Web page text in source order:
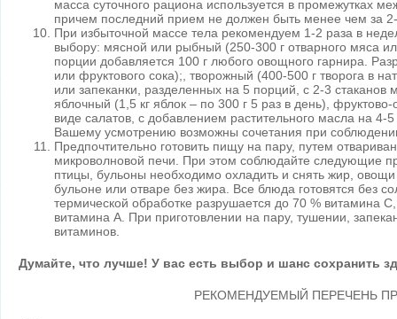
масса суточного рациона используется в промежутках
причем последний прием не должен быть менее чем за
При избыточной массе тела рекомендуем 1-2 раза в
выбору: мясной или рыбный (250-300 г отварного мяса
порции добавляется 100 г любого овощного гарнира.
или фруктового сока);, творожный (400-500 г творога в
или запеканки, разделенных на 5 порций, с 2-3
яблочный (1,5 кг яблок – по 300 г 5 раз в день),
виде салатов, с добавлением растительного масла на
Вашему усмотрению возможны сочетания при
Предпочтительно готовить пищу на пару, путем
микроволновой печи. При этом соблюдайте следующие
птицы, бульоны необходимо охладить и снять жир,
бульоне или отваре без жира. Все блюда готовятся без
термической обработке разрушается до 70 % витамина
витамина А. При приготовлении на пару, тушении,
витаминов.
Думайте, что лучше! У вас есть выбор и шанс сохранить
РЕКОМЕНДУЕМЫЙ ПЕРЕЧЕНЬ